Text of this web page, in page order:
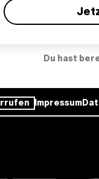
Du hast
Impressum